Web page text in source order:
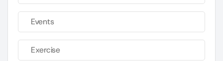
Events
Exercise